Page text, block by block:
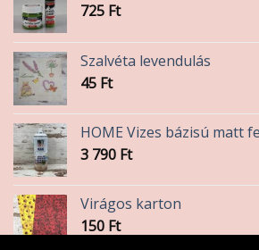
725 Ft
Szalvéta levendulás
45 Ft
HOME Vizes bázisú matt
3 790 Ft
Virágos karton
150 Ft